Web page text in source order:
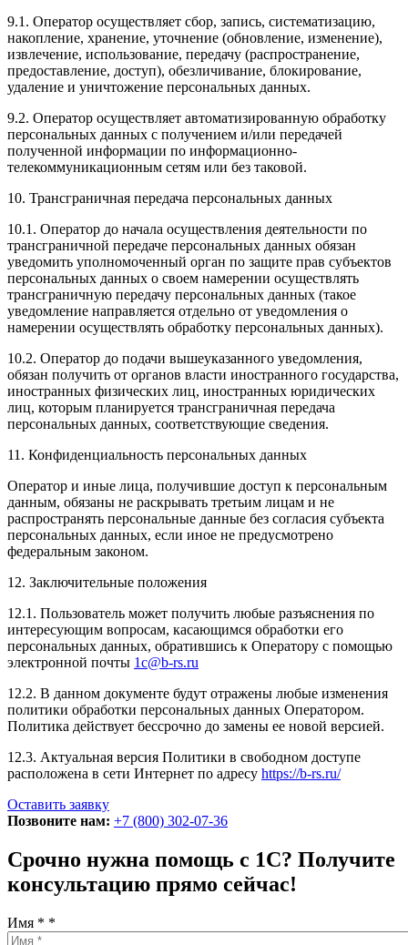
9.1. Оператор осуществляет сбор, запись, систематизацию,
накопление, хранение, уточнение (обновление, изменение),
извлечение, использование, передачу (распространение,
предоставление, доступ), обезличивание, блокирование,
удаление и уничтожение персональных данных.
9.2. Оператор осуществляет автоматизированную обработку
персональных данных с получением и/или передачей
полученной информации по информационно-
телекоммуникационным сетям или без таковой.
10. Трансграничная передача персональных данных
10.1. Оператор до начала осуществления деятельности по
трансграничной передаче персональных данных обязан
уведомить уполномоченный орган по защите прав субъектов
персональных данных о своем намерении осуществлять
трансграничную передачу персональных данных (такое
уведомление направляется отдельно от уведомления о
намерении осуществлять обработку персональных данных).
10.2. Оператор до подачи вышеуказанного уведомления,
обязан получить от органов власти иностранного государства,
иностранных физических лиц, иностранных юридических
лиц, которым планируется трансграничная передача
персональных данных, соответствующие сведения.
11. Конфиденциальность персональных данных
Оператор и иные лица, получившие доступ к персональным
данным, обязаны не раскрывать третьим лицам и не
распространять персональные данные без согласия субъекта
персональных данных, если иное не предусмотрено
федеральным законом.
12. Заключительные положения
12.1. Пользователь может получить любые разъяснения по
интересующим вопросам, касающимся обработки его
персональных данных, обратившись к Оператору с помощью
электронной почты 1c@b-rs.ru
12.2. В данном документе будут отражены любые изменения
политики обработки персональных данных Оператором.
Политика действует бессрочно до замены ее новой версией.
12.3. Актуальная версия Политики в свободном доступе
расположена в сети Интернет по адресу https://b-rs.ru/
Оставить заявку
Позвоните нам: +7 (800) 302-07-36
Срочно нужна помощь с 1С? Получите
консультацию прямо сейчас!
Имя * *